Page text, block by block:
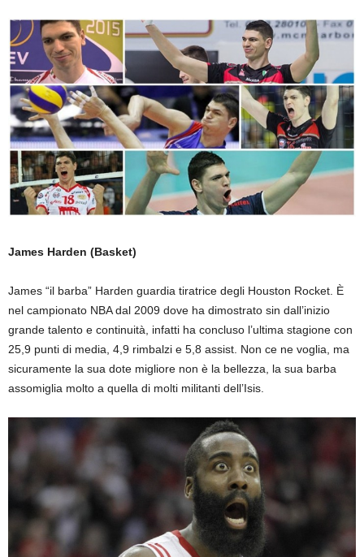
James Harden (Basket)
James “il barba” Harden guardia tiratrice degli Houston Rocket. È
nel campionato NBA dal 2009 dove ha dimostrato sin dall’inizio
grande talento e continuità, infatti ha concluso l’ultima stagione con
25,9 punti di media, 4,9 rimbalzi e 5,8 assist. Non ce ne voglia, ma
sicuramente la sua dote migliore non è la bellezza, la sua barba
assomiglia molto a quella di molti militanti dell’Isis.